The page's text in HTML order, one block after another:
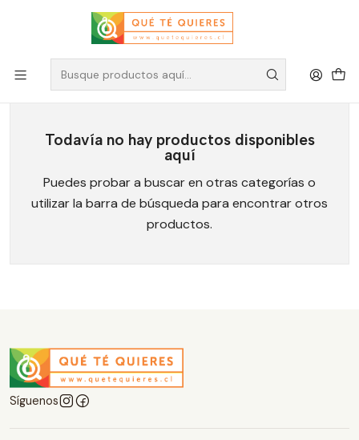
Las Carabelas
Todavía no hay productos disponibles
aquí
Puedes probar a buscar en otras categorías o
utilizar la barra de búsqueda para encontrar otros
productos.
Síguenos